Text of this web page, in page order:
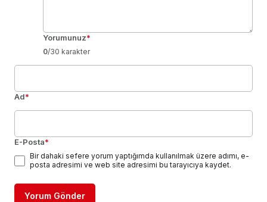
Yorumunuz*
0/30 karakter
Ad*
E-Posta*
Bir dahaki sefere yorum yaptığımda kullanılmak üzere adımı, e-
posta adresimi ve web site adresimi bu tarayıcıya kaydet.
Yorum Gönder